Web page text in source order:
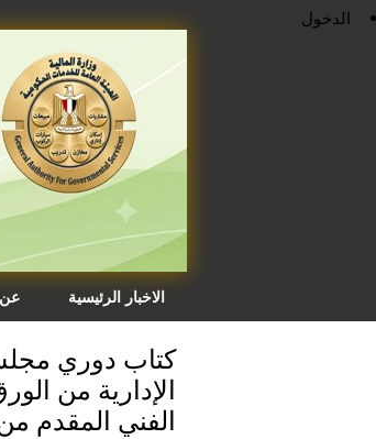
الدخول
الاخبار الرئيسية عن
كتاب دوري
الإدارية من
الفني المقدم